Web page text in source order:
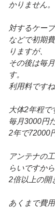
かりません。
対するケー
などで初期
りますが、
その後は毎
す。
利用料ですね
大体2年程で
毎月3000円
2年で72000
アンテナの
らいですから
2倍以上の開
あくまで費